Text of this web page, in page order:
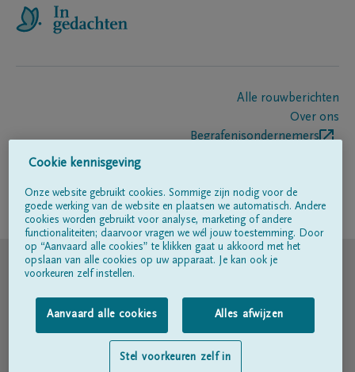
Alle rouwberichten
Over ons
Begrafenisondernemers
Volg ons op
© DELA
Gebruiksvoorwaarden
Privacyverklaring
Toegankelijkheidsverklaring
Cookie kennisgeving
Onze website gebruikt cookies. Sommige zijn nodig voor de
goede werking van de website en plaatsen we automatisch. Andere
cookies worden gebruikt voor analyse, marketing of andere
functionaliteiten; daarvoor vragen we wél jouw toestemming. Door
op “Aanvaard alle cookies” te klikken gaat u akkoord met het
opslaan van alle cookies op uw apparaat. Je kan ook je
voorkeuren zelf instellen.
Aanvaard alle cookies Alles afwijzen
Stel voorkeuren zelf in